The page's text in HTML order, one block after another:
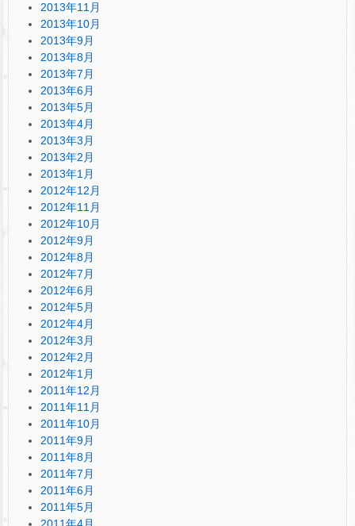
2013年11月
2013年10月
2013年9月
2013年8月
2013年7月
2013年6月
2013年5月
2013年4月
2013年3月
2013年2月
2013年1月
2012年12月
2012年11月
2012年10月
2012年9月
2012年8月
2012年7月
2012年6月
2012年5月
2012年4月
2012年3月
2012年2月
2012年1月
2011年12月
2011年11月
2011年10月
2011年9月
2011年8月
2011年7月
2011年6月
2011年5月